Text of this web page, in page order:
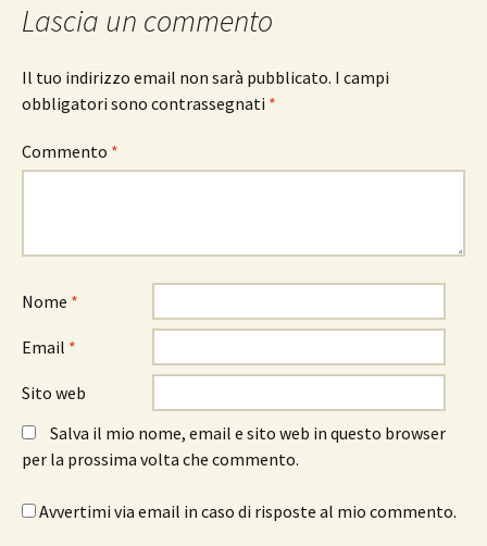
Lascia un commento
Il tuo indirizzo email non sarà pubblicato. I campi
obbligatori sono contrassegnati *
Commento *
Nome *
Email *
Sito web
Salva il mio nome, email e sito web in questo browser
per la prossima volta che commento.
Avvertimi via email in caso di risposte al mio commento.